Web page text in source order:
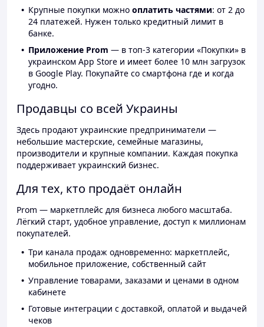
Крупные покупки можно оплатить частями: от 2 до
24 платежей. Нужен только кредитный лимит в
банке.
Приложение Prom — в топ-3 категории «Покупки» в
украинском App Store и имеет более 10 млн загрузок
в Google Play. Покупайте со смартфона где и когда
угодно.
Продавцы со всей Украины
Здесь продают украинские предприниматели —
небольшие мастерские, семейные магазины,
производители и крупные компании. Каждая покупка
поддерживает украинский бизнес.
Для тех, кто продаёт онлайн
Prom — маркетплейс для бизнеса любого масштаба.
Лёгкий старт, удобное управление, доступ к миллионам
покупателей.
Три канала продаж одновременно: маркетплейс,
мобильное приложение, собственный сайт
Управление товарами, заказами и ценами в одном
кабинете
Готовые интеграции с доставкой, оплатой и выдачей
чеков